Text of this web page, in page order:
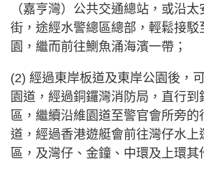
（嘉亨灣）公共交通總站，或沿
街，途經水警總區總部，輕鬆接駁
園，繼而前往鰂魚涌海濱一帶；
(2) 經過東岸板道及東岸公園後，
園道，經過銅鑼灣消防局，直行到
區，繼續沿維園道至警官會所旁的
道，經過香港遊艇會前往灣仔水上
區，及灣仔、金鐘、中環及上環其